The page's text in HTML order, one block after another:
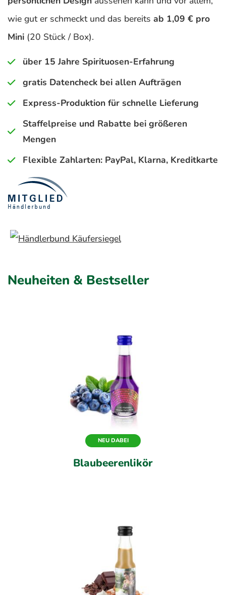
wie gut er schmeckt und das bereits ab 1,09 € pro
Mini (20 Stück / Box).
über 15 Jahre Spirituosen-Erfahrung
gratis Datencheck bei allen Aufträgen
Express-Produktion für schnelle Lieferung
Staffelpreise und Rabatte bei größeren
Mengen
Flexible Zahlarten: PayPal, Klarna, Kreditkarte
Neuheiten & Bestseller
NEU DABEI
Blaubeerenlikör